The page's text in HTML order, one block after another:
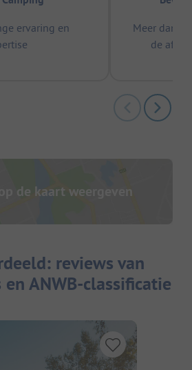
ervaring en
Meer dan
de
op de kaart weergeven
reviews van
ANWB-classificatie